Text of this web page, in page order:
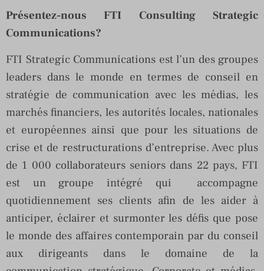
Présentez-nous FTI Consulting Strategic
Communications?
FTI Strategic Communications est l’un des groupes
leaders dans le monde en termes de conseil en
stratégie de communication avec les médias, les
marchés financiers, les autorités locales, nationales
et européennes ainsi que pour les situations de
crise et de restructurations d’entreprise. Avec plus
de 1 000 collaborateurs seniors dans 22 pays, FTI
est un groupe intégré qui accompagne
quotidiennement ses clients afin de les aider à
anticiper, éclairer et surmonter les défis que pose
le monde des affaires contemporain par du conseil
aux dirigeants dans le domaine de la